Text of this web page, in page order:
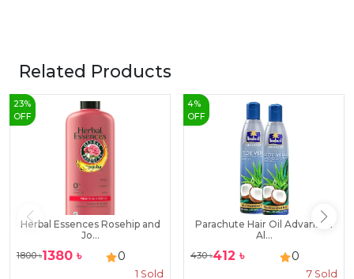
Related Products
23%
OFF
Herbal Essences Rosehip and
Jo...
1800৳1380 ৳ 0
1 Sold
4%
OFF
Parachute Hair Oil Advansed
Al...
430৳412 ৳ 0
7 Sold